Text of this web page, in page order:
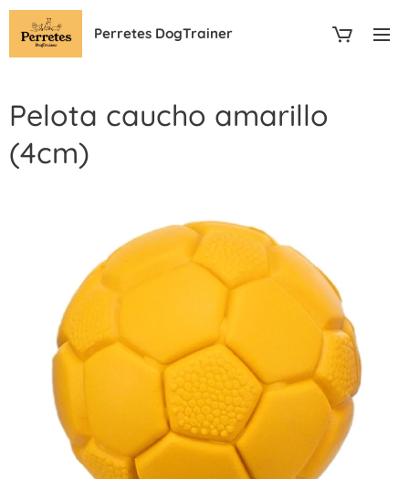
Perretes DogTrainer
Pelota caucho amarillo
(4cm)